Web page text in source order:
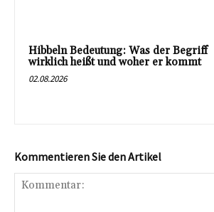
Hibbeln Bedeutung: Was der Begriff
wirklich heißt und woher er kommt
02.08.2026
Kommentieren Sie den Artikel